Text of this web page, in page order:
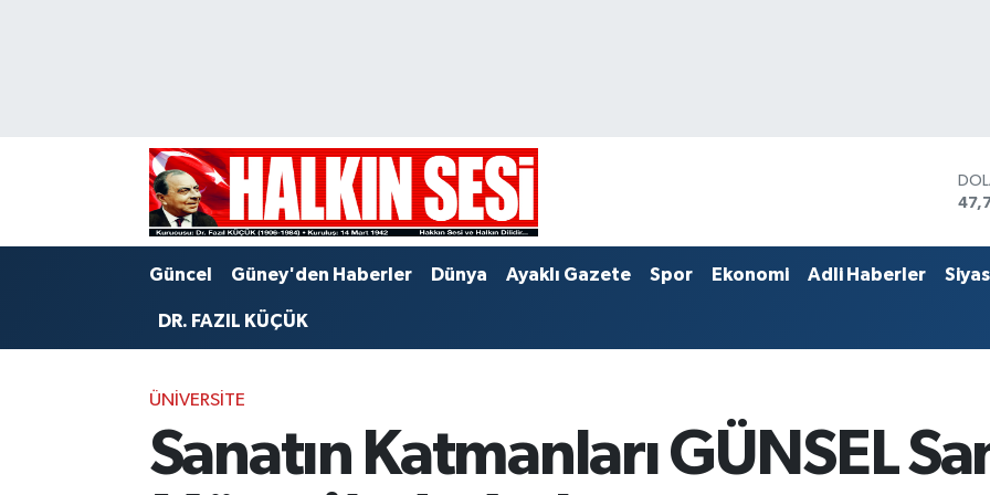
Güncel Güney'den Haberler Dünya Ayaklı Gazete Spor Ekonomi Adli Haberler
DR. FAZIL KÜÇÜK
ÜNIVERSITE
Sanatın Katmanları GÜNSEL
Trafik Durumu
Puan Durumu ve Fikstür